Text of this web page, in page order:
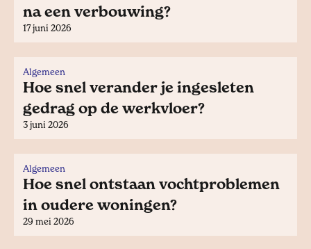
na een verbouwing?
17 juni 2026
Algemeen
Hoe snel verander je ingesleten
gedrag op de werkvloer?
3 juni 2026
Algemeen
Hoe snel ontstaan vochtproblemen
in oudere woningen?
29 mei 2026